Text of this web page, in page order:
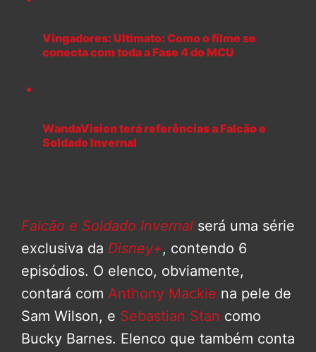
Vingadores: Ultimato: Como o filme se
conecta com toda a Fase 4 do MCU
WandaVision terá referências a Falcão e
Soldado Invernal
Falcão e Soldado Invernal será uma série
exclusiva da Disney+, contendo 6
episódios. O elenco, obviamente,
contará com Anthony Mackie na pele de
Sam Wilson, e Sebastian Stan como
Bucky Barnes. Elenco que também conta